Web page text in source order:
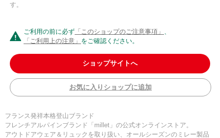
す。
ご利用の前に必ず 「このショップのご注意事項」 、
「ご利用上の注意」 をご確認ください。
ショップサイトへ
お気に入りショップに追加
フランス発祥本格登山ブランド
フレンチアルパインブランド「millet」の公式オンラインストア。
アウトドアウェア＆リュックを取り扱い、オールシーズンのミレー製品